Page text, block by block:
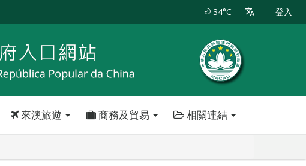
34°C 登入
來澳旅遊 商務及貿易 相關連結